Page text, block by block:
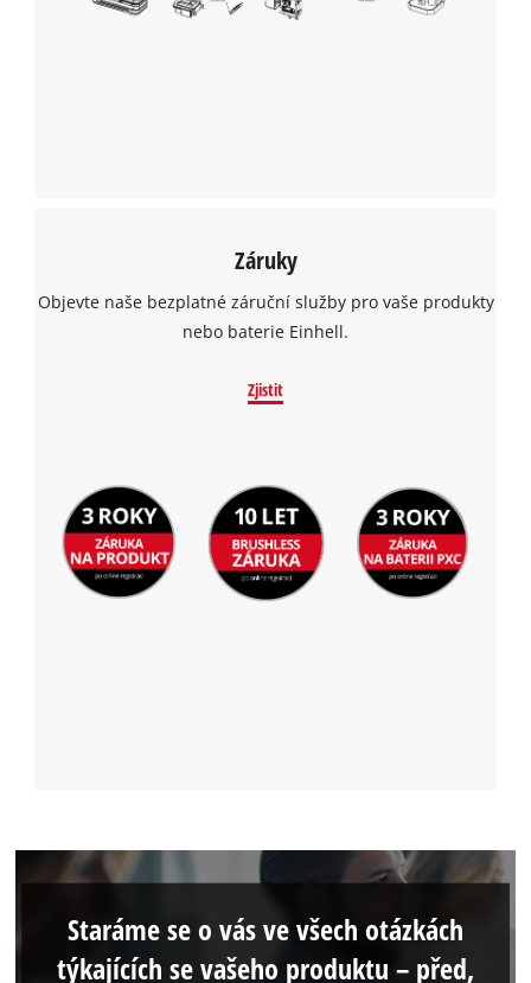
Záruky
Objevte naše bezplatné záruční služby pro vaše produkty
nebo baterie Einhell.
Zjistit
Staráme se o vás ve všech otázkách
týkajících se vašeho produktu – před,